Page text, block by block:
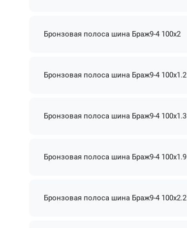
Бронзовая полоса шина Браж9-4 100х2
Бронзовая полоса шина Браж9-4 100х1.2
Бронзовая полоса шина Браж9-4 100х1.3
Бронзовая полоса шина Браж9-4 100х1.9
Бронзовая полоса шина Браж9-4 100х2.2